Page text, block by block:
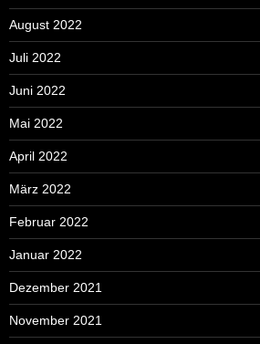
August 2022
Juli 2022
Juni 2022
Mai 2022
April 2022
März 2022
Februar 2022
Januar 2022
Dezember 2021
November 2021